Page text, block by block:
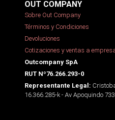
OUT COMPANY
Sobre Out Company
Términos y Condiciones
Devoluciones
Cotizaciones y ventas a
Outcompany SpA
RUT Nº76.266.293-0
Representante Legal:
16.366.285-k - Av Apoquindo